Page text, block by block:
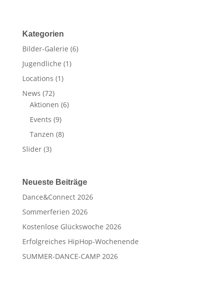
Kategorien
Bilder-Galerie (6)
Jugendliche (1)
Locations (1)
News (72)
Aktionen (6)
Events (9)
Tanzen (8)
Slider(3)
Neueste Beiträge
Dance&Connect 2026
Sommerferien 2026
Kostenlose Glückswoche 2026
Erfolgreiches HipHop-Wochenende
SUMMER-DANCE-CAMP 2026